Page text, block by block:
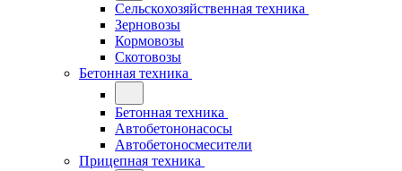
Сельскохозяйственная техника
Зерновозы
Кормовозы
Скотовозы
Бетонная техника
Бетонная техника
Автобетононасосы
Автобетоносмесители
Прицепная техника